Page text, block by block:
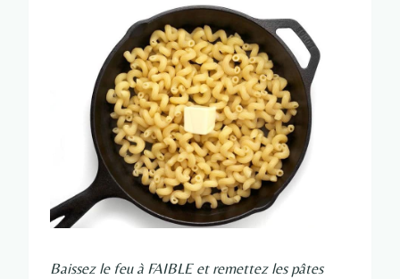
Baissez le feu à FAIBLE et remettez les pâtes